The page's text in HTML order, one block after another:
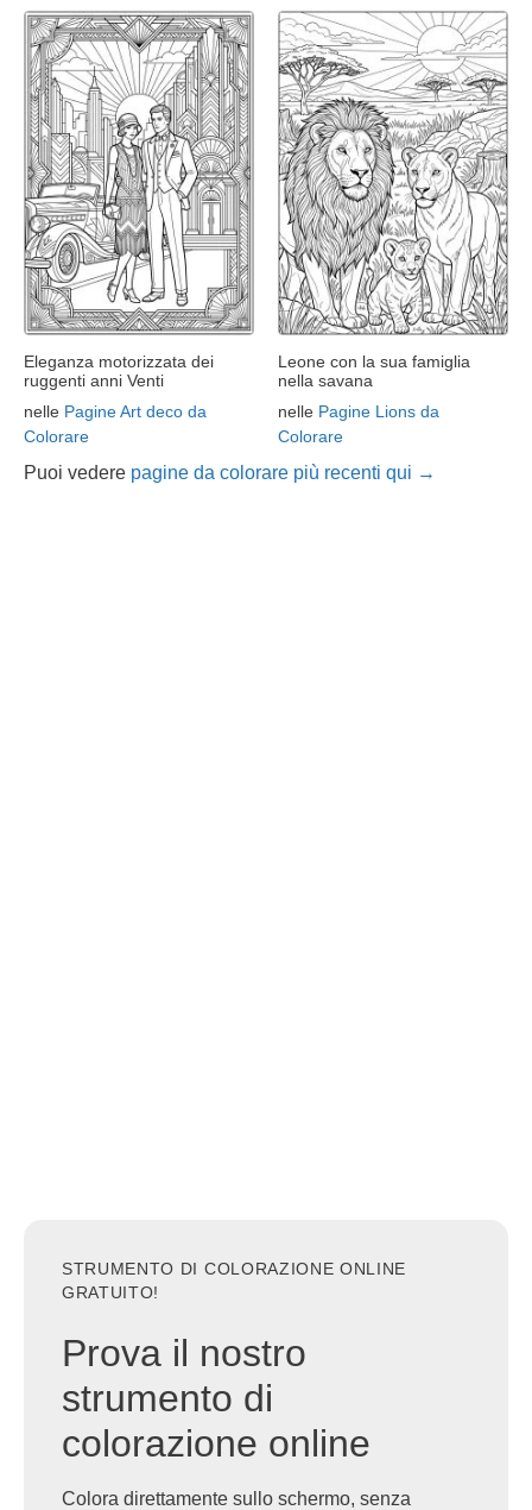
Eleganza motorizzata dei
ruggenti anni Venti
nelle Pagine Art deco da
Colorare
Leone con la sua famiglia
nella savana
nelle Pagine Lions da
Colorare
Puoi vedere pagine da colorare più recenti qui →
STRUMENTO DI COLORAZIONE ONLINE
GRATUITO!
Prova il nostro
strumento di
colorazione online
Colora direttamente sullo schermo, senza